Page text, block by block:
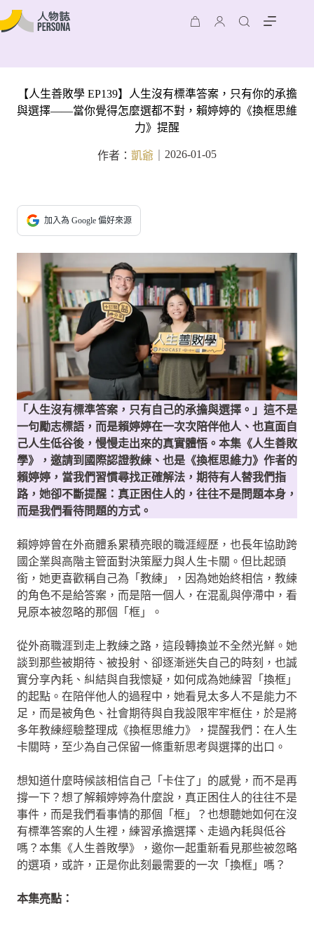
【人生善敗學 EP139】人生沒有標準答案，只有你的承擔
與選擇——當你覺得怎麼選都不對，賴婷婷的《換框思維
力》提醒
作者： 凱爺 2026-01-05
加入為 Google 偏好來源
「人生沒有標準答案，只有自己的承擔與選擇。」這不是
一句勵志標語，而是賴婷婷在一次次陪伴他人、也直面自
己人生低谷後，慢慢走出來的真實體悟。本集《人生善敗
學》，邀請到國際認證教練、也是《換框思維力》作者的
賴婷婷，當我們習慣尋找正確解法，期待有人替我們指
路，她卻不斷提醒：真正困住人的，往往不是問題本身，
而是我們看待問題的方式。
賴婷婷曾在外商體系累積亮眼的職涯經歷，也長年協助跨
國企業與高階主管面對決策壓力與人生卡關。但比起頭
銜，她更喜歡稱自己為「教練」，因為她始終相信，教練
的角色不是給答案，而是陪一個人，在混亂與停滯中，看
見原本被忽略的那個「框」。
從外商職涯到走上教練之路，這段轉換並不全然光鮮。她
談到那些被期待、被投射、卻逐漸迷失自己的時刻，也誠
實分享內耗、糾結與自我懷疑，如何成為她練習「換框」
的起點。在陪伴他人的過程中，她看見太多人不是能力不
足，而是被角色、社會期待與自我設限牢牢框住，於是將
多年教練經驗整理成《換框思維力》，提醒我們：在人生
卡關時，至少為自己保留一條重新思考與選擇的出口。
想知道什麼時候該相信自己「卡住了」的感覺，而不是再
撐一下？想了解賴婷婷為什麼說，真正困住人的往往不是
事件，而是我們看事情的那個「框」？也想聽她如何在沒
有標準答案的人生裡，練習承擔選擇、走過內耗與低谷
嗎？本集《人生善敗學》，邀你一起重新看見那些被忽略
的選項，或許，正是你此刻最需要的一次「換框」嗎？
本集亮點：